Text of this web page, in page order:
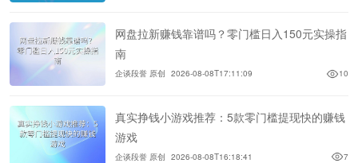
网盘拉新赚钱靠谱吗？零门槛日入150元实操指
南
企谈段誉 原创 2026-08-08T17:11:09 10
真实挣钱小游戏推荐：5款零门槛提现快的赚钱
游戏
企谈段誉 原创 2026-08-08T16:18:41 7